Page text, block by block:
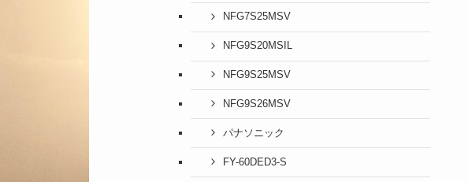
NFG7S25MSV
NFG9S20MSIL
NFG9S25MSV
NFG9S26MSV
パナソニック
FY-60DED3-S